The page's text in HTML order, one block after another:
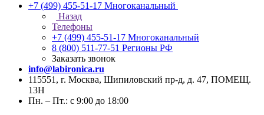
+7 (499) 455-51-17 Многоканальный
Назад
Телефоны
+7 (499) 455-51-17 Многоканальный
8 (800) 511-77-51 Регионы РФ
Заказать звонок
info@labironica.ru
115551, г. Москва, Шипиловский пр-д, д. 47, ПОМЕЩ.
13Н
Пн. – Пт.: с 9:00 до 18:00